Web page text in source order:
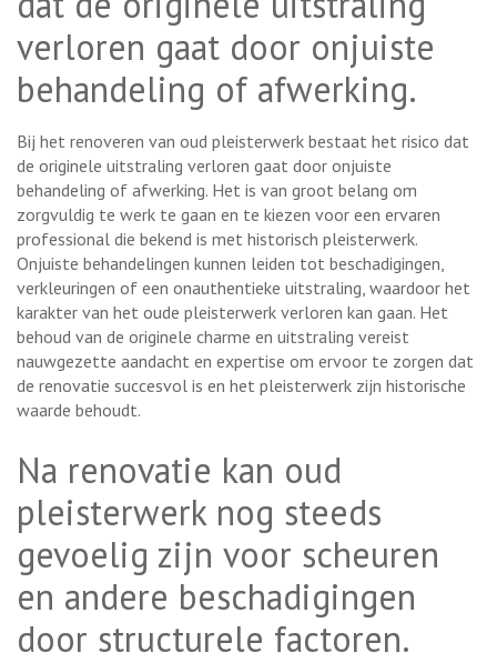
verloren gaat door onjuiste
behandeling of afwerking.
Bij het renoveren van oud pleisterwerk bestaat het risico dat
de originele uitstraling verloren gaat door onjuiste
behandeling of afwerking. Het is van groot belang om
zorgvuldig te werk te gaan en te kiezen voor een ervaren
professional die bekend is met historisch pleisterwerk.
Onjuiste behandelingen kunnen leiden tot beschadigingen,
verkleuringen of een onauthentieke uitstraling, waardoor het
karakter van het oude pleisterwerk verloren kan gaan. Het
behoud van de originele charme en uitstraling vereist
nauwgezette aandacht en expertise om ervoor te zorgen dat
de renovatie succesvol is en het pleisterwerk zijn historische
waarde behoudt.
Na renovatie kan oud
pleisterwerk nog steeds
gevoelig zijn voor scheuren
en andere beschadigingen
door structurele factoren.